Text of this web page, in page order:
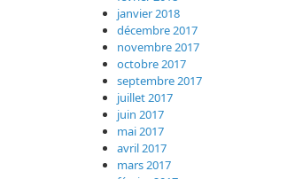
janvier 2018
décembre 2017
novembre 2017
octobre 2017
septembre 2017
juillet 2017
juin 2017
mai 2017
avril 2017
mars 2017